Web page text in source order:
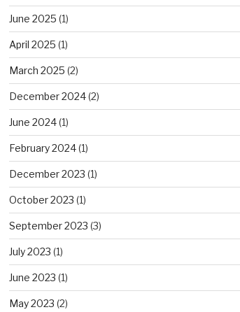
June 2025 (1)
April 2025 (1)
March 2025 (2)
December 2024(2)
June 2024(1)
February 2024(1)
December 2023 (1)
October 2023 (1)
September 2023 (3)
July 2023 (1)
June 2023 (1)
May 2023 (2)